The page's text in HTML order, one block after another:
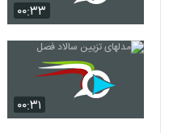
۰۰:۳۳
۰۰:۳۱